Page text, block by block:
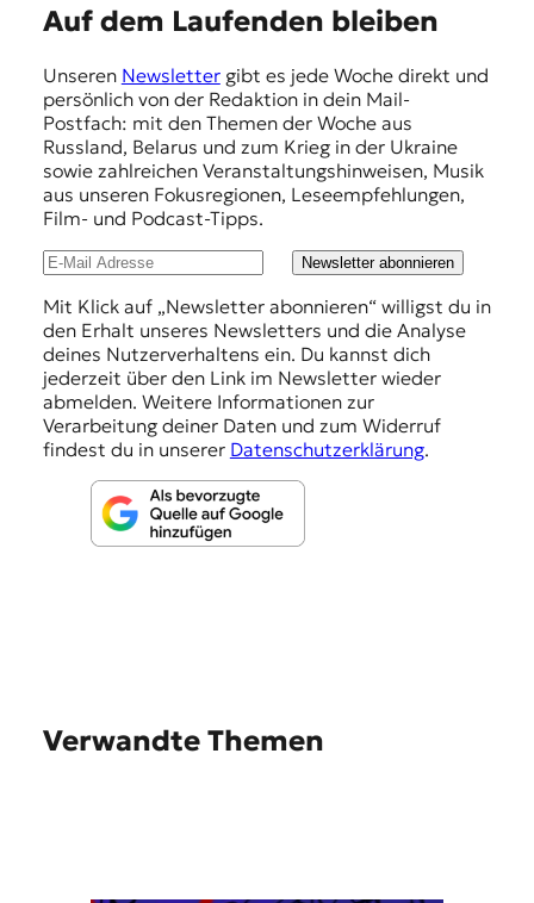
Auf dem Laufenden bleiben
Unseren Newslettergibt es jede Woche direkt und
persönlich von der Redaktion in dein Mail-
Postfach: mit den Themen der Woche aus
Russland, Belarus und zum Krieg in der Ukraine
sowie zahlreichen Veranstaltungshinweisen, Musik
aus unseren Fokusregionen, Leseempfehlungen,
Film- und Podcast-Tipps.
Newsletter abonnieren
Mit Klick auf „Newsletter abonnieren“ willigst du in
den Erhalt unseres Newsletters und die Analyse
deines Nutzerverhaltens ein. Du kannst dich
jederzeit über den Link im Newsletter wieder
abmelden. Weitere Informationen zur
Verarbeitung deiner Daten und zum Widerruf
findest du in unserer Datenschutzerklärung.
Verwandte Themen